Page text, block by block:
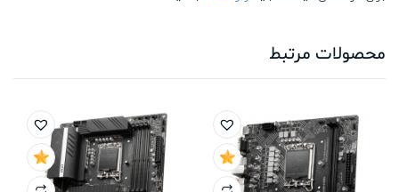
محصولات مرتبط